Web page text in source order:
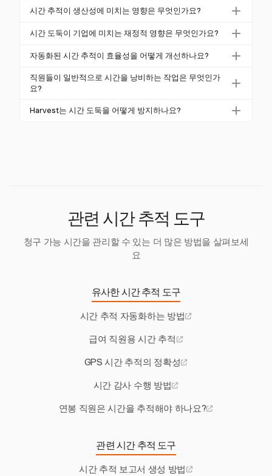
활동을 포함합니다.
93%의 직원이 근무일의 최소 30분을 낭비한다고 인정
생산성 손실의 광범위한 문제를 나타냅니다.
시간 추적이 생산성에 미치는 영향은 무엇인가요?
시간 추적은 직원의 책임을 촉진하고 데이터 기반 통찰
별하고 자원 배분을 최적화하여 보다 집중적이고 생산
시간 도둑이 기업에 미치는 재정적 영향은 무엇인가요?
시간 도둑은 미국 고용주에게 연간 4000억 달러 이상
2.2%의 급여 비용을 부풀리며, Harvest와 같은 정확한
시간 추적 솔루션의 필요성을 강조합니다.
자동화된 시간 추적이 효율성을 어떻게 개선하나요?
자동화된 시간 추적은 수동 오류를 줄이고 직원의 책임
을 향상시켜 효율성을 개선합니다. Harvest와 같은 도
이 작업 흐름을 간소화하고 생산성 손실을 제거하는 데
직원들이 일반적으로 시간을 낭비하는 작업은 무엇인가
요?
일반적인 시간 낭비 작업에는 인터넷 검색(47%), 소셜
Harvest는 시간 도둑을 어떻게 방지하나요?
관련 시간 추적 도구
청구 가능 시간을 관리할 수 있는 더 많은 방법을 살펴보세
요
유사한 시간 추적 도구
시간 추적 자동화하는 방법
급여 직원용 시간 추적
GPS 시간 추적의 정확성
시간 감사 수행 방법
연봉 직원은 시간을 추적해야 하나요?
관련 시간 추적 도구
시간 추적 보고서 생성 방법